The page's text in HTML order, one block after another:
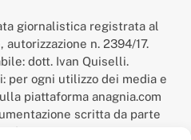
giornalistica registrata al
n. 2394/17.
dott. Ivan Quiselli.
per ogni utilizzo dei media e
piattaforma anagnia.com
scritta da parte